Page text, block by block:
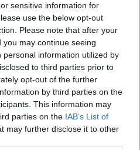
sensitive information for
use the below opt-out
Please note that after your
may continue seeing
information utilized by
to third parties prior to
opt-out of the further
by third parties on the
This information may
parties on the IAB’s List of
may further disclose it to other
su Google Discover
come fonte preferita